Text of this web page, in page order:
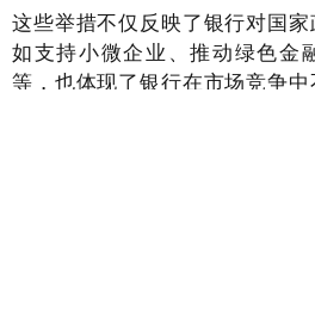
这些举措不仅反映了银行对国家
如支持小微企业、推动绿色金
等，也体现了银行在市场竞争